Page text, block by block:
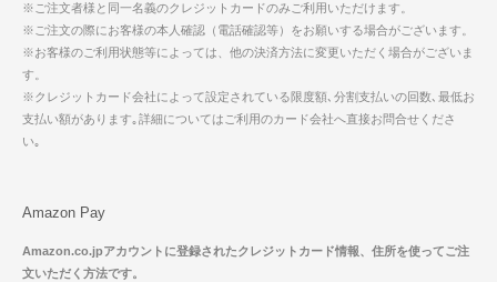
※ご注文者様と同一名義のクレジットカードのみご利用いただけます。
※ご注文の際にお客様の本人確認（電話確認等）をお願いする場合がございます。
※お客様のご利用状態等によっては、他の決済方法に変更いただく場合がございま
す。
※クレジットカード会社によって設定されている限度額､分割支払いの回数､最低お
支払い額があります｡詳細についてはご利用のカード会社へ直接お問合せくださ
い｡
Amazon Pay
Amazon.co.jpアカウントに登録されたクレジットカード情報、住所を使ってご注
文いただく方法です。